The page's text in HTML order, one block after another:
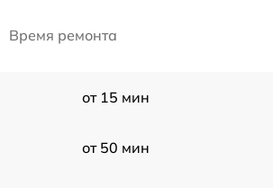
Время ремонта
от 15 мин
от 50 мин